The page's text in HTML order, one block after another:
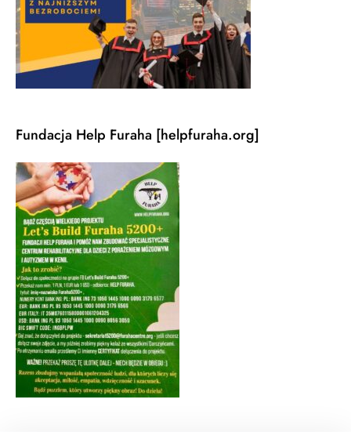
Fundacja Help Furaha [helpfuraha.org]